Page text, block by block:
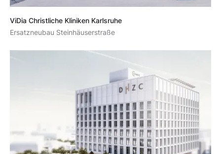
ViDia Christliche Kliniken Karlsruhe
Ersatzneubau Steinhäuserstraße